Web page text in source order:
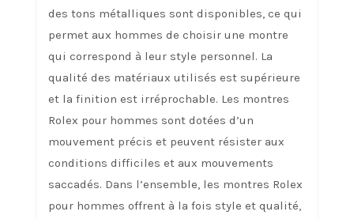
des tons métalliques sont disponibles, ce qui
permet aux hommes de choisir une montre
qui correspond à leur style personnel. La
qualité des matériaux utilisés est supérieure
et la finition est irréprochable. Les montres
Rolex pour hommes sont dotées d’un
mouvement précis et peuvent résister aux
conditions difficiles et aux mouvements
saccadés. Dans l’ensemble, les montres Rolex
pour hommes offrent à la fois style et qualité,